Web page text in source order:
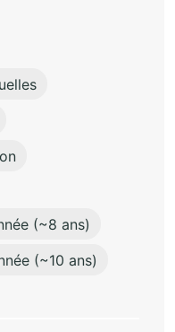
(~8 ans)
(~10 ans)